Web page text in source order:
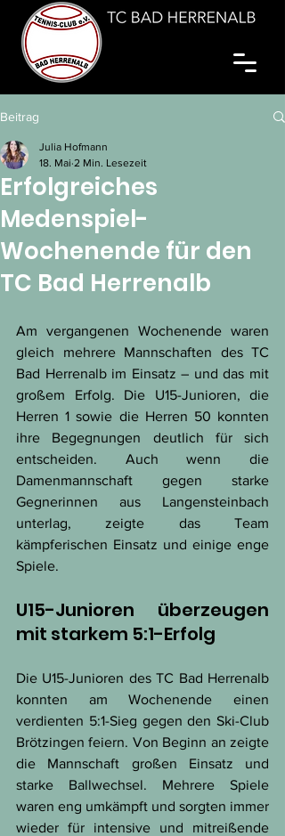
Beitrag
Erfolgreiches
Medenspiel-
Wochenende für den
TC Bad Herrenalb
Julia Hofmann
18. Mai 2 Min. Lesezeit
Am vergangenen Wochenende waren
gleich mehrere Mannschaften des TC
Bad Herrenalb im Einsatz – und das mit
großem Erfolg. Die U15-Junioren, die
Herren 1 sowie die Herren 50 konnten
ihre Begegnungen deutlich für sich
entscheiden. Auch wenn die
Damenmannschaft gegen starke
Gegnerinnen aus Langensteinbach
unterlag, zeigte das Team
kämpferischen Einsatz und einige enge
Spiele.
U15-Junioren überzeugen
mit starkem 5:1-Erfolg
Die U15-Junioren des TC Bad Herrenalb
konnten am Wochenende einen
verdienten 5:1-Sieg gegen den Ski-Club
Brötzingen feiern. Von Beginn an zeigte
die Mannschaft großen Einsatz und
starke Ballwechsel. Mehrere Spiele
waren eng umkämpft und sorgten immer
wieder für intensive und mitreißende